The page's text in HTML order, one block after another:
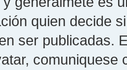
quien decide
ser publicadas.
comuniquese